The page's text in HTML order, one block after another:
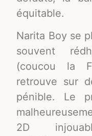
équitable.
Narita Boy se
souvent
(coucou la
retrouve sur
pénible. Le
2D